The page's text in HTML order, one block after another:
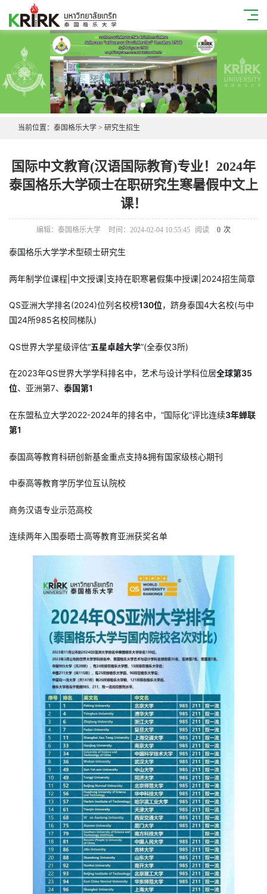
当前位置： 泰国格乐大学 > 研究生招生
国际中文教育(汉语国际教育)专业！2024年
泰国格乐大学硕士在职研究生寒暑假中文上
课！
编辑：泰国格乐大学 时间：2024-02-04 10:55:45 阅读 0 次
泰国格乐大学学术型硕士研究生
两年制学位课程|中文授课|支持在职寒暑假集中授课|2024招生简章
QS亚洲大学排名(2024)位列名校榜130位，跻身泰国4大名校(与中
国24所985名校同梯队)
QS世界大学星级评估“五星卓越大学”(全泰仅3所)
在2023年QS世界大学学科排名中，艺术与设计学科位居全球第35
位、亚洲第7、 泰国第1
在东盟私立大学2022-2024年的排名中，“国际化”评比连续3年蝉联
第1
泰国高等教育科研创新基金重点支持&拥有国家级核心期刊
中泰高等教育学历学位互认院校
商务汉语专业示范高校
连续两年入围泰晤士高等教育亚洲获奖名单